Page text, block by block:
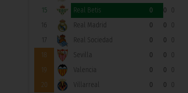
15
Real Betis 0 0
0
16
Real Madrid 0 0
0
17
Real Sociedad 0 0
0
18
Sevilla 0 0
0
19
Valencia 0 0
0
20
Villarreal 0 0 0